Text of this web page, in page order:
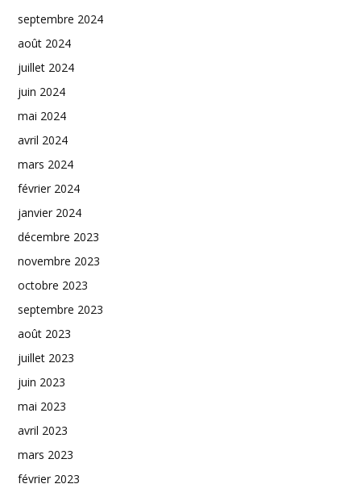
septembre 2024
août 2024
juillet 2024
juin 2024
mai 2024
avril 2024
mars 2024
février 2024
janvier 2024
décembre 2023
novembre 2023
octobre 2023
septembre 2023
août 2023
juillet 2023
juin 2023
mai 2023
avril 2023
mars 2023
février 2023